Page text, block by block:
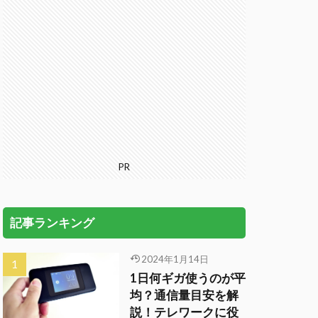
PR
記事ランキング
2024年1月14日
1日何ギガ使うのが平
均？通信量目安を解
説！テレワークに役